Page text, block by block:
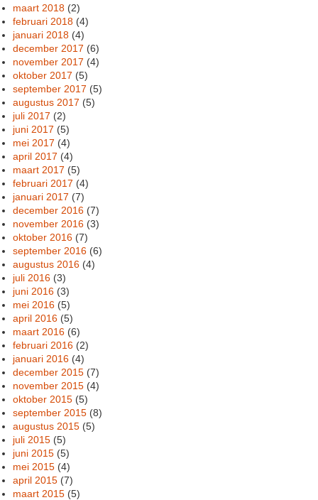
maart 2018 (2)
februari 2018 (4)
januari 2018 (4)
december 2017 (6)
november 2017 (4)
oktober 2017 (5)
september 2017 (5)
augustus 2017 (5)
juli 2017 (2)
juni 2017 (5)
mei 2017 (4)
april 2017 (4)
maart 2017 (5)
februari 2017 (4)
januari 2017 (7)
december 2016 (7)
november 2016 (3)
oktober 2016 (7)
september 2016 (6)
augustus 2016 (4)
juli 2016 (3)
juni 2016 (3)
mei 2016 (5)
april 2016 (5)
maart 2016 (6)
februari 2016 (2)
januari 2016 (4)
december 2015 (7)
november 2015 (4)
oktober 2015 (5)
september 2015 (8)
augustus 2015 (5)
juli 2015 (5)
juni 2015 (5)
mei 2015 (4)
april 2015 (7)
maart 2015 (5)